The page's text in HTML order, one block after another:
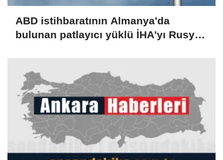
ABD istihbaratının Almanya'da
bulunan patlayıcı yüklü İHA'yı Rusya